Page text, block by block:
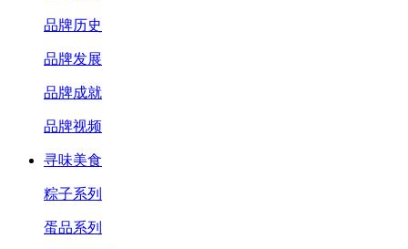
品牌历史
品牌发展
品牌成就
品牌视频
寻味美食
粽子系列
蛋品系列